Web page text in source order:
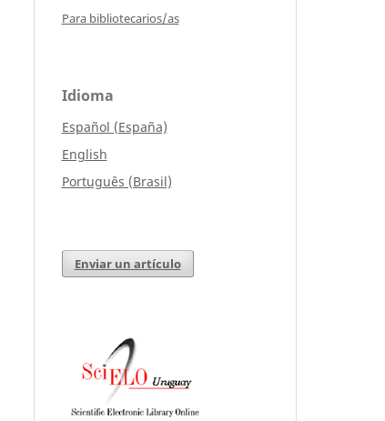
Para bibliotecarios/as
Idioma
Español (España)
English
Português (Brasil)
Enviar un artículo